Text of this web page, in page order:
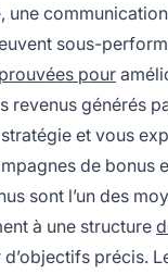
une
sous-
pour
revenus générés
et vous
de bonus
sont l’un des
à une structure
d’objectifs précis.